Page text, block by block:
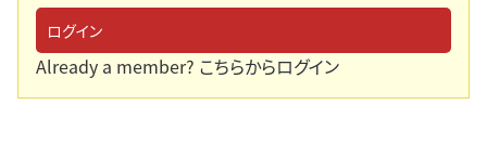
ログイン
Already a member? こちらからログイン